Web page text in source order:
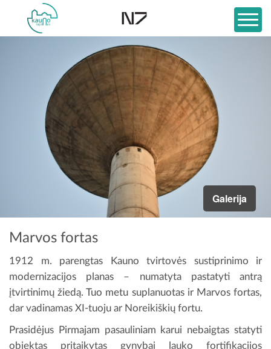
Galerija
Marvos fortas
1912 m. parengtas Kauno tvirtovės sustiprinimo ir
modernizacijos planas – numatyta pastatyti antrą
įtvirtinimų žiedą. Tuo metu suplanuotas ir Marvos fortas,
dar vadinamas XI-tuoju ar Noreikiškių fortu.
Prasidėjus Pirmajam pasauliniam karui nebaigtas statyti
objektas pritaikytas gynybai lauko fortifikacijos